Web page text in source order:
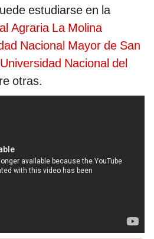
estudiarse en la
Agraria La Molina
Nacional Mayor de San
Universidad Nacional del
otras.